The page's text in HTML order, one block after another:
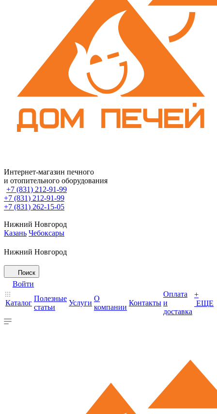
Интернет-магазин печного
и отопительного оборудования
+7 (831) 212-91-99
+7 (831) 212-91-99
+7 (831) 262-15-05
Нижний Новгород
Казань Чебоксары
Нижний Новгород
Поиск
Войти
Каталог
Полезные
статьи
Услуги
О
компании
Контакты
Оплата
и
доставка
+
ЕЩЕ